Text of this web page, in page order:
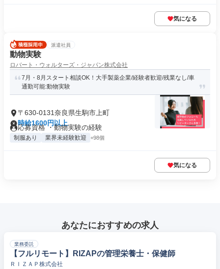
気になる
派遣社員
動物実験
ロバート・ウォルターズ・ジャパン株式会社
7月・8月スタート相談OK！大手製薬企業/経験者歓迎/残業なし/車
通勤可能:動物実験
〒630-0131奈良県生駒市上町
時給1600円以上
応募資格 ・動物実験の経験
制服あり 業界未経験歓迎 +98個
気になる
あなたにおすすめの求人
業務委託
【フルリモート】RIZAPの管理栄養士・保健師
ＲＩＺＡＰ株式会社